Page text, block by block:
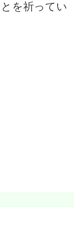
を祈ってい